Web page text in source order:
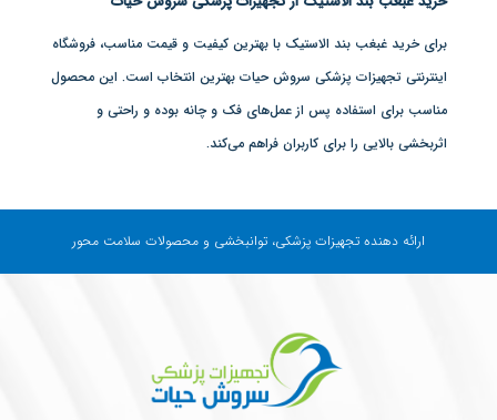
برای خرید غبغب بند الاستیک با بهترین کیفیت و قیمت مناسب، فروشگاه
اینترنتی تجهیزات پزشکی سروش حیات بهترین انتخاب است. این محصول
مناسب برای استفاده پس از عمل‌های فک و چانه بوده و راحتی و
اثربخشی بالایی را برای کاربران فراهم می‌کند.
ارائه دهنده تجهیزات پزشکی، توانبخشی و محصولات سلامت محور